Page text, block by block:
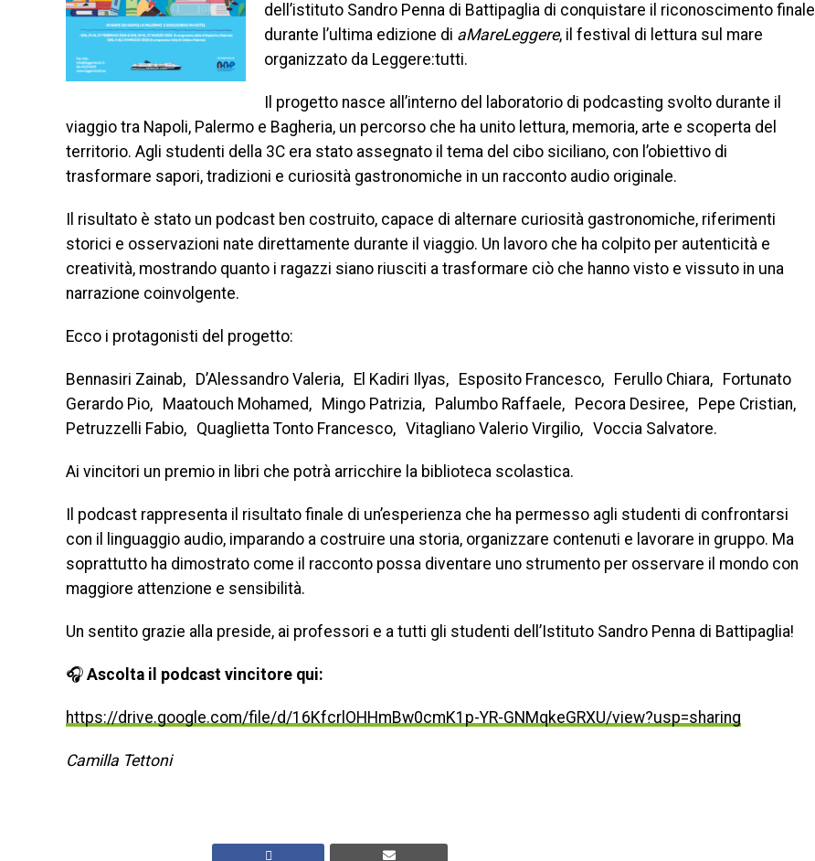
dell’istituto Sandro Penna di Battipaglia di conquistare il riconoscimento finale
durante l’ultima edizione di aMareLeggere, il festival di lettura sul mare
organizzato da Leggere:tutti.
Il progetto nasce all’interno del laboratorio di podcasting svolto durante il
viaggio tra Napoli, Palermo e Bagheria, un percorso che ha unito lettura, memoria, arte e scoperta del
territorio. Agli studenti della 3C era stato assegnato il tema del cibo siciliano, con l’obiettivo di
trasformare sapori, tradizioni e curiosità gastronomiche in un racconto audio originale.
Il risultato è stato un podcast ben costruito, capace di alternare curiosità gastronomiche, riferimenti
storici e osservazioni nate direttamente durante il viaggio. Un lavoro che ha colpito per autenticità e
creatività, mostrando quanto i ragazzi siano riusciti a trasformare ciò che hanno visto e vissuto in una
narrazione coinvolgente.
Ecco i protagonisti del progetto:
Bennasiri Zainab, D’Alessandro Valeria, El Kadiri Ilyas, Esposito Francesco, Ferullo Chiara, Fortunato
Gerardo Pio, Maatouch Mohamed, Mingo Patrizia, Palumbo Raffaele, Pecora Desiree, Pepe Cristian,
Petruzzelli Fabio, Quaglietta Tonto Francesco, Vitagliano Valerio Virgilio, Voccia Salvatore.
Ai vincitori un premio in libri che potrà arricchire la biblioteca scolastica.
Il podcast rappresenta il risultato finale di un’esperienza che ha permesso agli studenti di confrontarsi
con il linguaggio audio, imparando a costruire una storia, organizzare contenuti e lavorare in gruppo. Ma
soprattutto ha dimostrato come il racconto possa diventare uno strumento per osservare il mondo con
maggiore attenzione e sensibilità.
Un sentito grazie alla preside, ai professori e a tutti gli studenti dell’Istituto Sandro Penna di Battipaglia!
🎧 Ascolta il podcast vincitore qui:
https://drive.google.com/file/d/16KfcrlOHHmBw0cmK1p-YR-GNMqkeGRXU/view?usp=sharing
Camilla Tettoni